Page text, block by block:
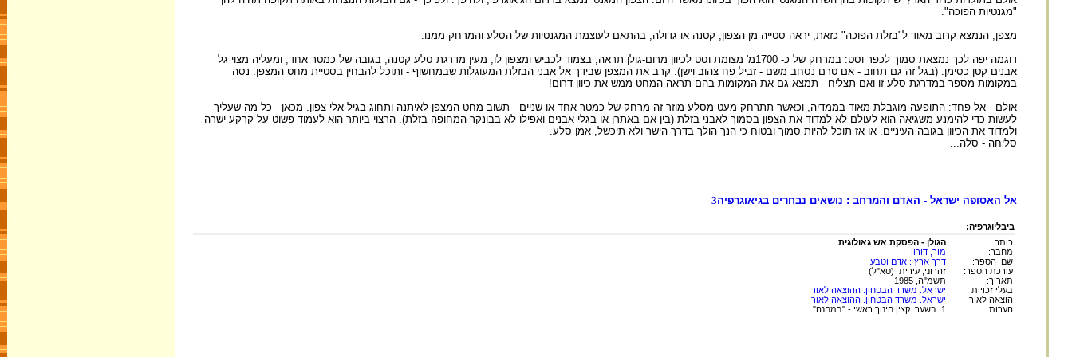
"מגנטיות הפוכה".
מצפן, הנמצא קרוב מאוד ל"בזלת הפוכה" כזאת, יראה סטייה מן הצפון, קטנה או גדולה, בהתאם לעוצמת המגנטיות של הסלע והמרחק ממנו.
דוגמה יפה לכך נמצאת סמוך לכפר וסט: במרחק של כ- 1700מ' מצומת וסט לכיוון מרום-גולן תראה, בצמוד לכביש ומצפון לו, מעין מדרגת סלע קטנה, בגובה של כמטר אחד, ומעליה מצוי גל
אבנים קטן כסימן. (בגל זה גם תחוב - אם טרם נסחב משם - זביל פח צהוב וישן). קרב את המצפן שבידך אל אבני הבזלת המעוגלות שבמחשוף - ותוכל להבחין בסטיית מחט המצפן. נסה
במקומות מספר במדרגת סלע זו ואם תצליח - תמצא גם את המקומות בהם תראה המחט ממש את כיוון דרום!
אולם - אל פחד: התופעה מוגבלת מאוד בממדיה, וכאשר תתרחק מעט מסלע מוזר זה מרחק של כמטר אחד או שניים - תשוב מחט המצפן לאיתנה ותחוג בגיל אלי צפון. מכאן - כל מה שעליך
לעשות כדי להימנע משגיאה הוא לעולם לא למדוד את הצפון בסמוך לאבני בזלת (בין אם באתרן או בגלי אבנים ואפילו לא בבונקר המחופה בזלת). הרצוי ביותר הוא לעמוד פשוט על קרקע ישרה
ולמדוד את הכיוון בגובה העיניים. או אז תוכל להיות סמוך ובטוח כי הנך הולך בדרך הישר ולא תיכשל, אמן סלע.
סליחה - סלה...
אל האסופה ישראל - האדם והמרחב : נושאים נבחרים בגיאוגרפיה3
ביבליוגרפיה:
כותר:
הגולן - הפסקת אש גאולוגית
מחבר:
מור, דורון
שם הספר:
דרך ארץ : אדם וטבע
עורכת הספר:
זהרוני, עירית (סא"ל)
תאריך:
תשמ"ה, 1985
בעלי זכויות :
ישראל. משרד הבטחון. ההוצאה לאור
הוצאה לאור:
ישראל. משרד הבטחון. ההוצאה לאור
הערות:
1. בשער: קצין חינוך ראשי - "במחנה".